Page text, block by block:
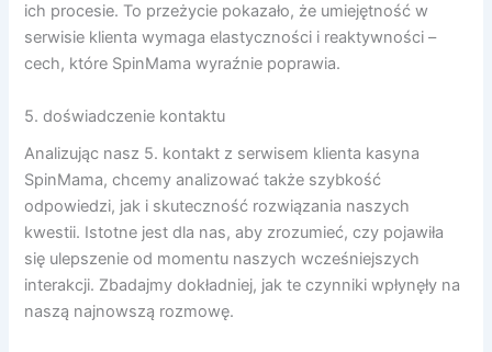
ich procesie. To przeżycie pokazało, że umiejętność w
serwisie klienta wymaga elastyczności i reaktywności –
cech, które SpinMama wyraźnie poprawia.
5. doświadczenie kontaktu
Analizując nasz 5. kontakt z serwisem klienta kasyna
SpinMama, chcemy analizować także szybkość
odpowiedzi, jak i skuteczność rozwiązania naszych
kwestii. Istotne jest dla nas, aby zrozumieć, czy pojawiła
się ulepszenie od momentu naszych wcześniejszych
interakcji. Zbadajmy dokładniej, jak te czynniki wpłynęły na
naszą najnowszą rozmowę.